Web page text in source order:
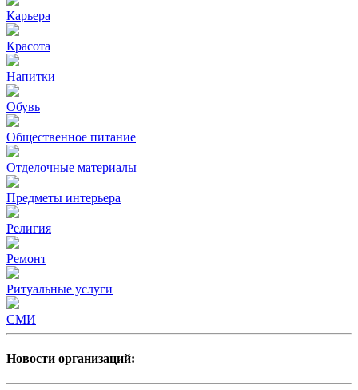
Карьера
Красота
Напитки
Обувь
Общественное питание
Отделочные материалы
Предметы интерьера
Религия
Ремонт
Ритуальные услуги
СМИ
Новости организаций: